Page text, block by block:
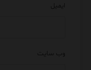
ایمیل
وب‌ سایت